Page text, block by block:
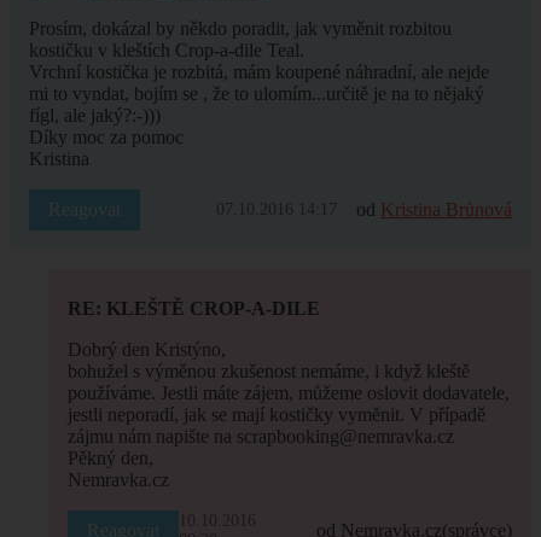
Prosím, dokázal by někdo poradit, jak vyměnit rozbitou
kostičku v kleštích Crop-a-dile Teal.
Vrchní kostička je rozbitá, mám koupené náhradní, ale nejde
mi to vyndat, bojím se , že to ulomím...určitě je na to nějaký
fígl, ale jaký?:-)))
Díky moc za pomoc
Kristina
Reagovat 07.10.2016 14:17 od Kristina Brůnová
RE: KLEŠTĚ CROP-A-DILE
Dobrý den Kristýno,
bohužel s výměnou zkušenost nemáme, i když kleště
používáme. Jestli máte zájem, můžeme oslovit dodavatele,
jestli neporadí, jak se mají kostičky vyměnit. V případě
zájmu nám napište na scrapbooking@nemravka.cz
Pěkný den,
Nemravka.cz
Reagovat
10.10.2016
od Nemravka.cz(správce)